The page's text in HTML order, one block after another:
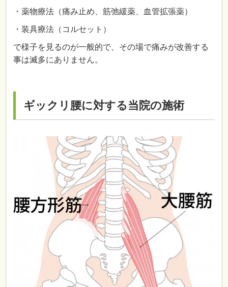
・薬物療法（痛み止め、筋弛緩薬、血管拡張薬）
・装具療法（コルセット）
で様子を見るのが一般的で、その場で痛みが改善する
事は滅多にありません。
ギックリ腰に対する当院の施術